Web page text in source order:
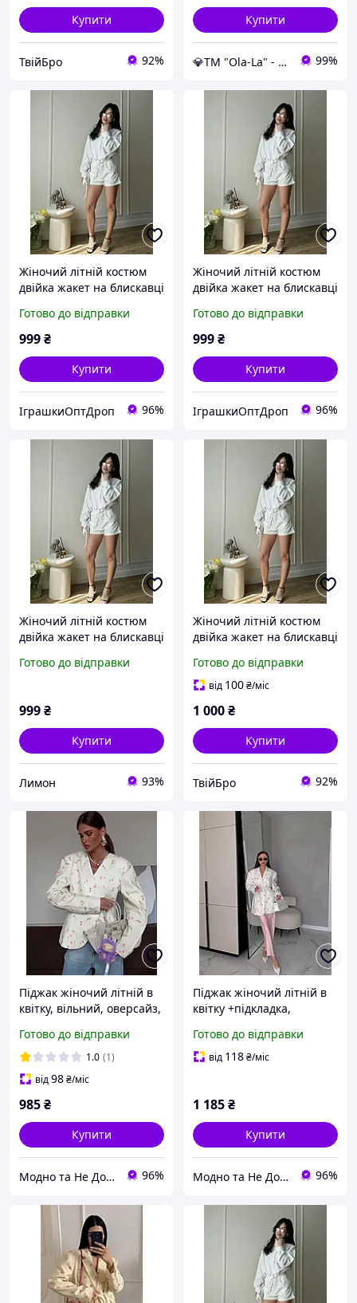
Купити
ТвійБро 92%
Купити
💎TM "Ola-La" - якісний одяг від виробника 💎 99%
Жіночий літній костюм
двійка жакет на блискавці
молочний 42-44
Готово до відправки
999₴
Купити
ІграшкиОптДроп 96%
Жіночий літній костюм
двійка жакет на блискавці
молочний 40-42
Готово до відправки
999₴
Купити
ІграшкиОптДроп 96%
Жіночий літній костюм
двійка жакет на блискавці
молочний 42-44
Готово до відправки
999₴
Купити
Лимон 93%
Жіночий літній костюм
двійка жакет на блискавці
молочний 42-44 Бро
Готово до відправки
від 100₴/міс
1 000₴
Купити
ТвійБро 92%
Піджак жіночий літній в
квітку, вільний, оверсайз,
42-46 S-M-L
Готово до відправки
1.0 (1)
від98₴/міс
985₴
Купити
Модно та Не Дорого 96%
Піджак жіночий літній в
квітку +підкладка,
зав'язках, з запахом. 42-
46 S-M-L
Готово до відправки
від 118₴/міс
1 185₴
Купити
Модно та Не Дорого 96%